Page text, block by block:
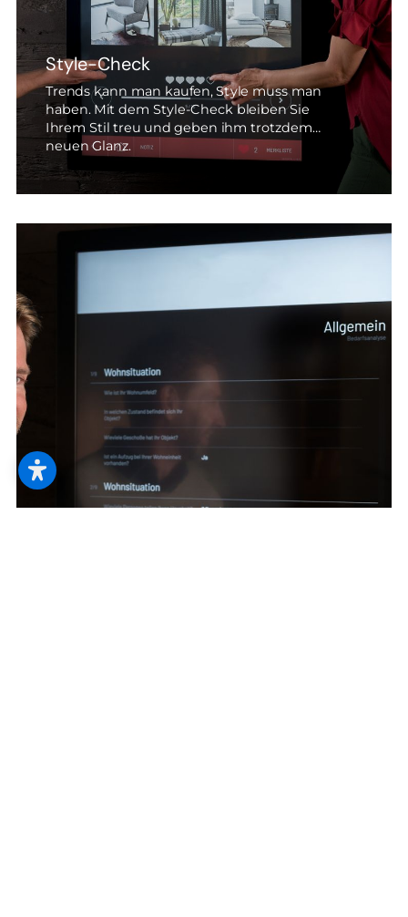
Style-Check
Trends kann man kaufen, Style muss man
haben. Mit dem Style-Check bleiben Sie
Ihrem Stil treu und geben ihm trotzdem
neuen Glanz.